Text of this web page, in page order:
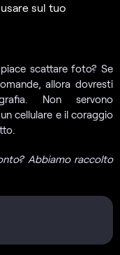
sul tuo
scattare foto? Se
allora dovresti
Non servono
cellulare e il coraggio
Abbiamo raccolto